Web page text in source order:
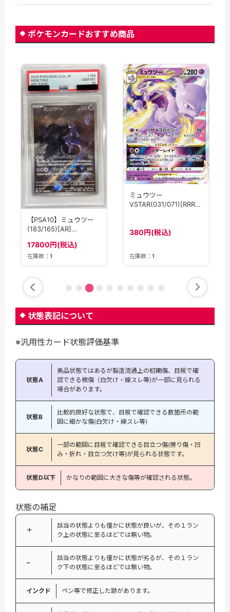
ポケモンカードおすすめ商品
【PSA10】ミュウツー
(183/165)[AR]
17800円(税込)
在庫数： 1
ミュウツー
VSTAR(031/071)[RRR]
380円(税込)
在庫数： 1
状態表記について
※汎用性カード状態評価基準
状態A
美品状態ではあるが製造流通上の初期傷、目視で確
認できる微傷（白欠け・線スレ等)が一部に見られる
場合があります。
状態B
比較的良好な状態で、目視で確認できる数箇所の範
囲に細かな傷(白欠け・線スレ等)
状態C
一部の範囲に目視で確認できる目立つ傷(擦り傷・凹
み・折れ・目立つ欠け等)が見られる状態です。
状態D以下 かなりの範囲に大きな傷等が確認される状態。
状態の補足
＋
該当の状態よりも僅かに状態が良いが、その１ラン
ク上の状態に至るほどでは無い物。
−
該当の状態よりも僅かに状態が劣るが、その１ラン
ク下の状態に至るほどでは無い物。
インクド ペン等で修正した跡があります。